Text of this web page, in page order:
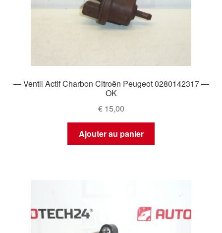
— Ventil Actif Charbon Citroën Peugeot 0280142317 —
OK
€15,00
Ajouter au panier